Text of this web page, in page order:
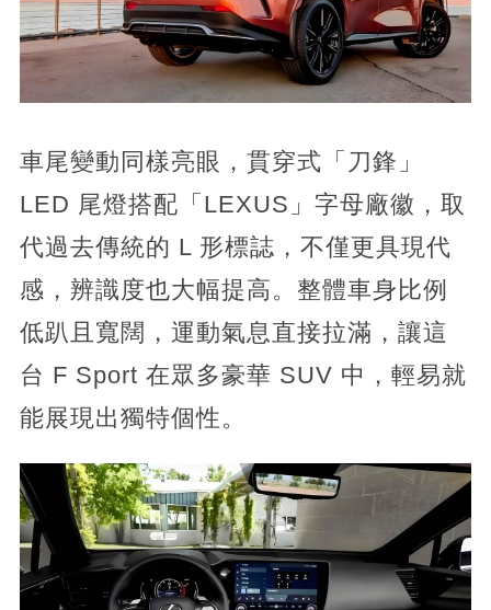
車尾變動同樣亮眼，貫穿式「刀鋒」
LED 尾燈搭配「LEXUS」字母廠徽，取
代過去傳統的 L 形標誌，不僅更具現代
感，辨識度也大幅提高。整體車身比例
低趴且寬闊，運動氣息直接拉滿，讓這
台 F Sport 在眾多豪華 SUV 中，輕易就
能展現出獨特個性。